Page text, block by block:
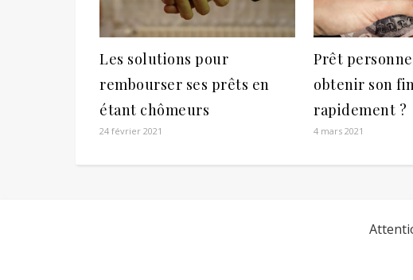
Les solutions pour
rembourser ses prêts en
étant chômeurs
24 février 2021
Prêt
obtenir son
rapidement ?
4 mars 2021